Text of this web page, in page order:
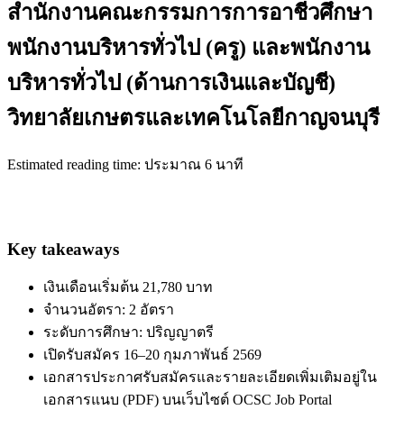
สำนักงานคณะกรรมการการอาชีวศึกษา
พนักงานบริหารทั่วไป (ครู) และพนักงาน
บริหารทั่วไป (ด้านการเงินและบัญชี)
วิทยาลัยเกษตรและเทคโนโลยีกาญจนบุรี
Estimated reading time: ประมาณ 6 นาที
Key takeaways
เงินเดือนเริ่มต้น 21,780 บาท
จำนวนอัตรา: 2 อัตรา
ระดับการศึกษา: ปริญญาตรี
เปิดรับสมัคร 16–20 กุมภาพันธ์ 2569
เอกสารประกาศรับสมัครและรายละเอียดเพิ่มเติมอยู่ใน
เอกสารแนบ (PDF) บนเว็บไซต์ OCSC Job Portal